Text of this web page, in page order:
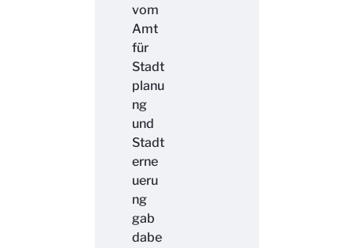
vom
Amt
für
Stadt
planu
ng
und
Stadt
erne
ueru
ng
gab
dabe